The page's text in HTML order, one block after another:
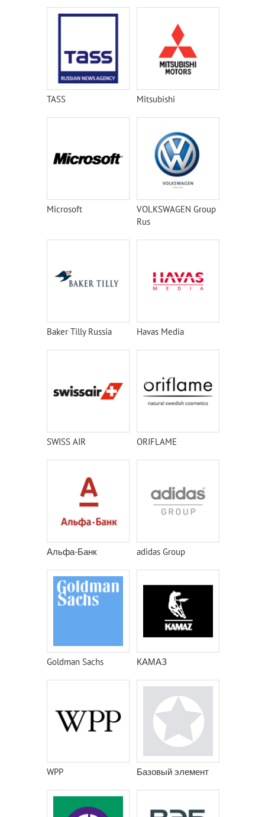
TASS Mitsubishi
Microsoft
VOLKSWAGEN Group
Rus
Baker Tilly Russia Havas Media
SWISS AIR ORIFLAME
Альфа-Банк adidas Group
Goldman Sachs КАМАЗ
WPP Базовый элемент